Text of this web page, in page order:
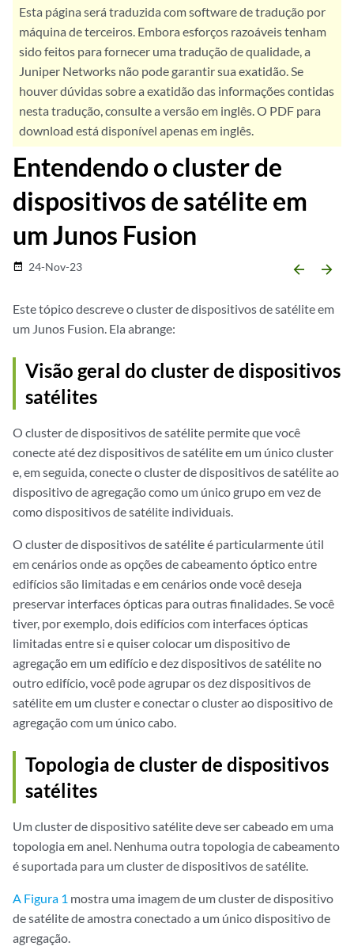
Esta página será traduzida com software de tradução por
máquina de terceiros. Embora esforços razoáveis tenham
sido feitos para fornecer uma tradução de qualidade, a
Juniper Networks não pode garantir sua exatidão. Se
houver dúvidas sobre a exatidão das informações contidas
nesta tradução, consulte a versão em inglês. O PDF para
download está disponível apenas em inglês.
Entendendo o cluster de
dispositivos de satélite em
um Junos Fusion
date_range 24-Nov-23 arrow_backward arrow_forward
Este tópico descreve o cluster de dispositivos de satélite em
um Junos Fusion. Ela abrange:
Visão geral do cluster de dispositivos
satélites
O cluster de dispositivos de satélite permite que você
conecte até dez dispositivos de satélite em um único cluster
e, em seguida, conecte o cluster de dispositivos de satélite ao
dispositivo de agregação como um único grupo em vez de
como dispositivos de satélite individuais.
O cluster de dispositivos de satélite é particularmente útil
em cenários onde as opções de cabeamento óptico entre
edifícios são limitadas e em cenários onde você deseja
preservar interfaces ópticas para outras finalidades. Se você
tiver, por exemplo, dois edifícios com interfaces ópticas
limitadas entre si e quiser colocar um dispositivo de
agregação em um edifício e dez dispositivos de satélite no
outro edifício, você pode agrupar os dez dispositivos de
satélite em um cluster e conectar o cluster ao dispositivo de
agregação com um único cabo.
Topologia de cluster de dispositivos
satélites
Um cluster de dispositivo satélite deve ser cabeado em uma
topologia em anel. Nenhuma outra topologia de cabeamento
é suportada para um cluster de dispositivos de satélite.
A Figura 1 mostra uma imagem de um cluster de dispositivo
de satélite de amostra conectado a um único dispositivo de
agregação.